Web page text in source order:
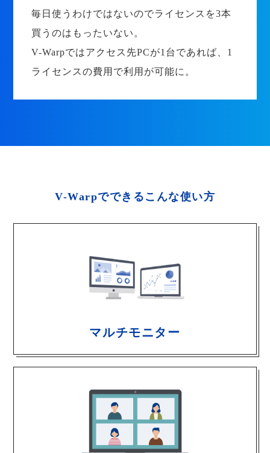
毎日使うわけではないのでライセンスを3本
買うのはもったいない。
V-Warpではアクセス先PCが1台であれば、1
ライセンスの費用で利用が可能に。
V-Warpでできるこんな使い方
マルチモニター